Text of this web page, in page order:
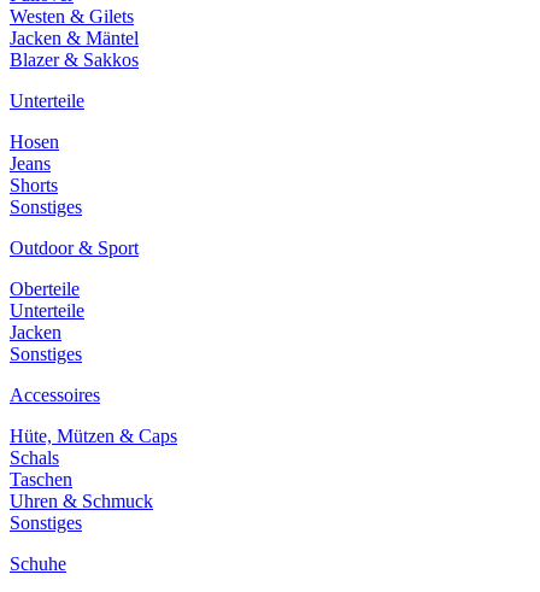
Westen & Gilets
Jacken & Mäntel
Blazer & Sakkos
Unterteile
Hosen
Jeans
Shorts
Sonstiges
Outdoor & Sport
Oberteile
Unterteile
Jacken
Sonstiges
Accessoires
Hüte, Mützen & Caps
Schals
Taschen
Uhren & Schmuck
Sonstiges
Schuhe